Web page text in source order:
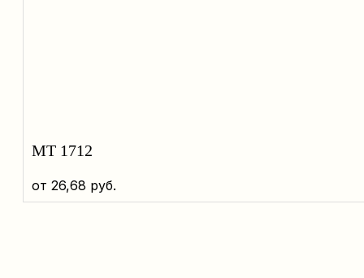
MT 1712
от 26,68 руб.